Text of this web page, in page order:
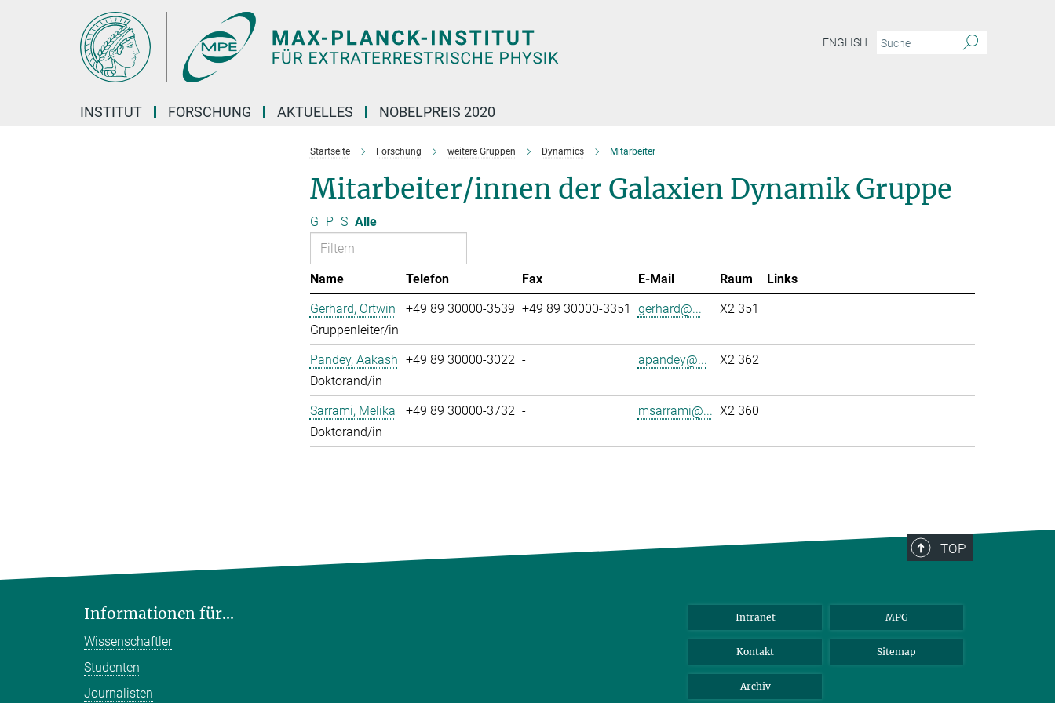
ENGLISH
INSTITUT FORSCHUNG AKTUELLES NOBELPREIS 2020
Startseite Forschung weitere Gruppen Dynamics Mitarbeiter
Mitarbeiter/innen der Galaxien Dynamik Gruppe
G P S Alle
Name Telefon Fax E-Mail Raum
Links
Gerhard, Ortwin
Gruppenleiter/in
+49 89 30000-3539 +49 89 30000-3351 gerhard@... X2 351
Pandey, Aakash
Doktorand/in
+49 89 30000-3022 - apandey@... X2 362
Sarrami, Melika
Doktorand/in
+49 89 30000-3732 - msarrami@... X2 360
TOP
Informationen für...
Wissenschaftler
Studenten
Journalisten
Intranet MPG
Kontakt Sitemap
Archiv